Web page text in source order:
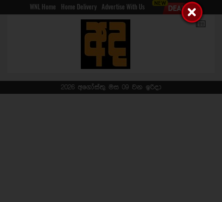
WNL Home Home Delivery Advertise With Us
2026 අගෝස්තු මස 09 වන ඉරිදා